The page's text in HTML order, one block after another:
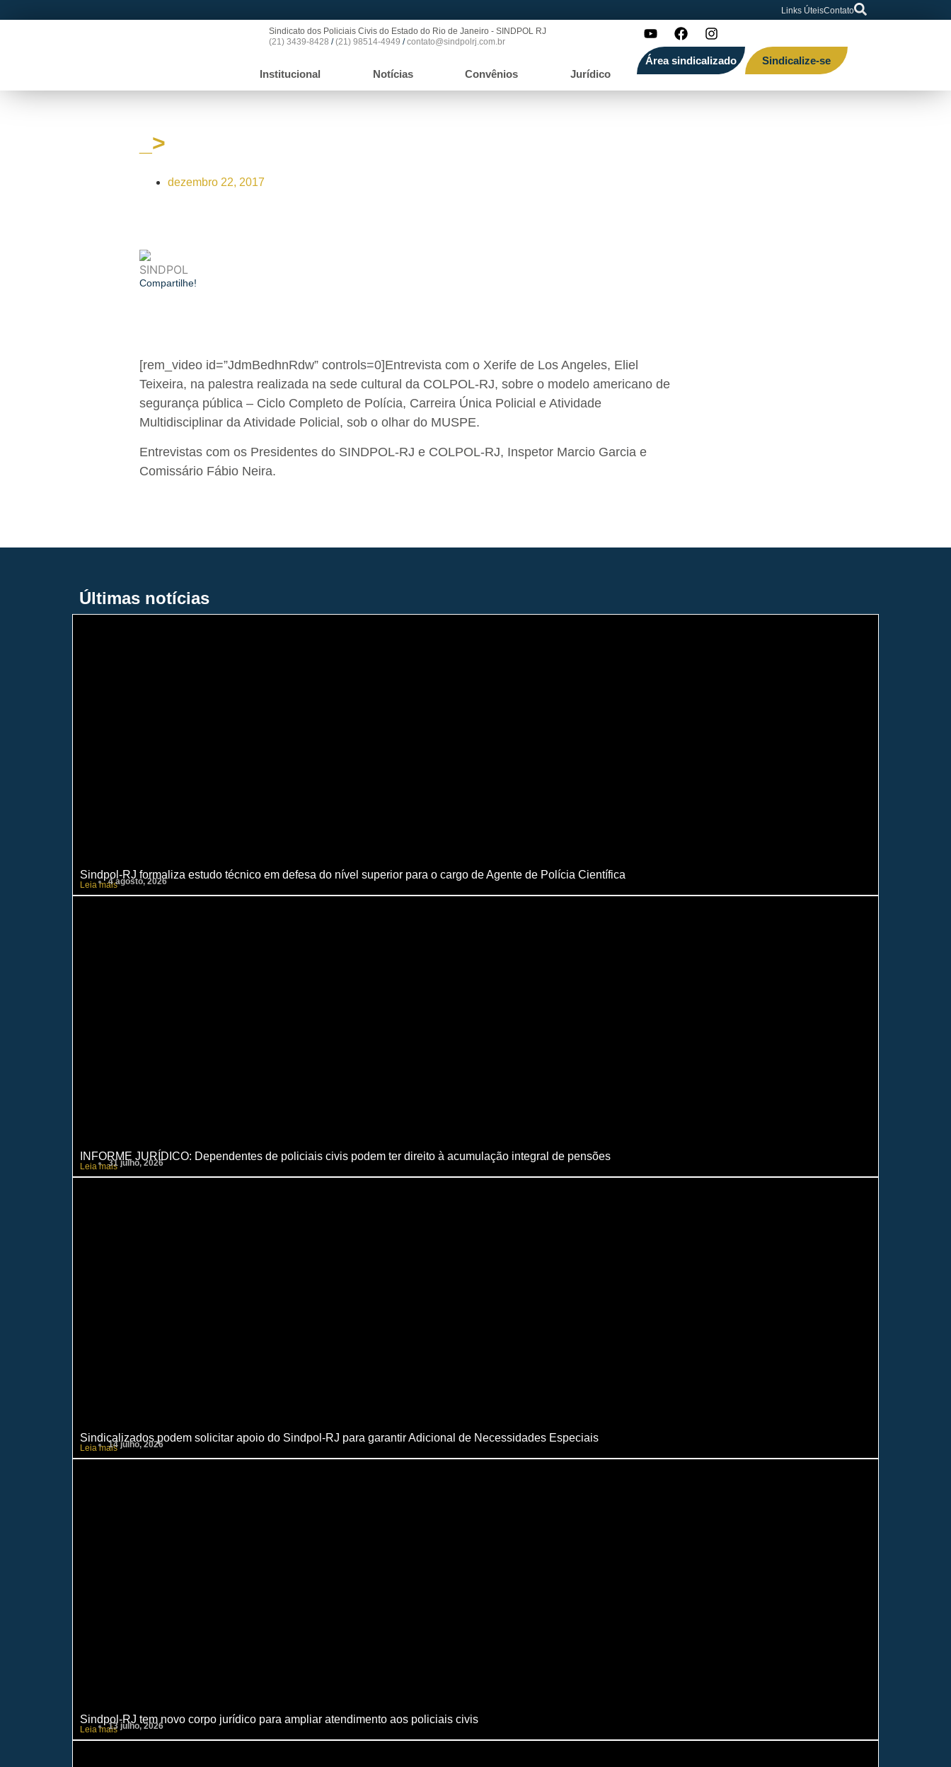
Links ÚteisContato
Sindicato dos Policiais Civis do Estado do Rio de Janeiro - SINDPOL RJ
(21) 3439-8428 /(21) 98514-4949 /contato@sindpolrj.com.br
Institucional Notícias Convênios Jurídico
Área sindicalizado Sindicalize-se
_>
dezembro 22, 2017
Compartilhe!
[rem_video id=”JdmBedhnRdw” controls=0]Entrevista com o Xerife de Los Angeles, Eliel
Teixeira, na palestra realizada na sede cultural da COLPOL-RJ, sobre o modelo americano de
segurança pública – Ciclo Completo de Polícia, Carreira Única Policial e Atividade
Multidisciplinar da Atividade Policial, sob o olhar do MUSPE.
Entrevistas com os Presidentes do SINDPOL-RJ e COLPOL-RJ, Inspetor Marcio Garcia e
Comissário Fábio Neira.
Últimas notícias
Sindpol-RJ formaliza estudo técnico em defesa do nível superior para o cargo de Agente de Polícia Científica
Leia mais4 agosto, 2026
INFORME JURÍDICO: Dependentes de policiais civis podem ter direito à acumulação integral de pensões
Leia mais31 julho, 2026
Sindicalizados podem solicitar apoio do Sindpol-RJ para garantir Adicional de Necessidades Especiais
Leia mais14 julho, 2026
Sindpol-RJ tem novo corpo jurídico para ampliar atendimento aos policiais civis
Leia mais13 julho, 2026